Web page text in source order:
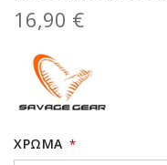
16,90 €
XΡΏΜΑ